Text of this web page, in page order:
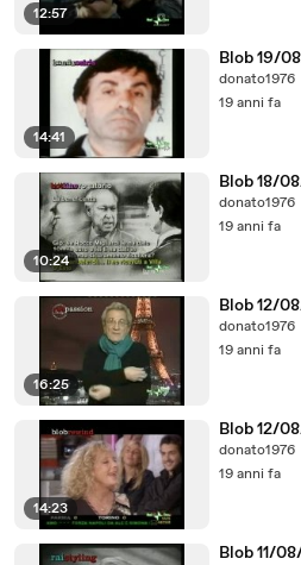
12:57
14:41
Blob 19/
donato1976
19 anni fa
10:24
Blob 18/
donato1976
19 anni fa
16:25
Blob 12/
donato1976
19 anni fa
14:23
Blob 12/
donato1976
19 anni fa
Blob 11/